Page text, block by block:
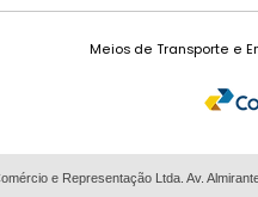
Meios de Transporte e
e Representação Ltda. Av.